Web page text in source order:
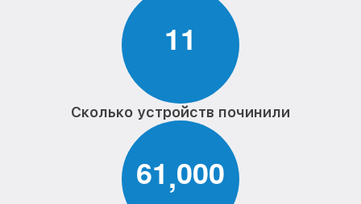
11
Сколько устройств починили
61,000